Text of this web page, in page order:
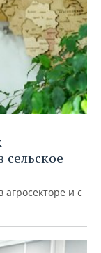
сельское
и с